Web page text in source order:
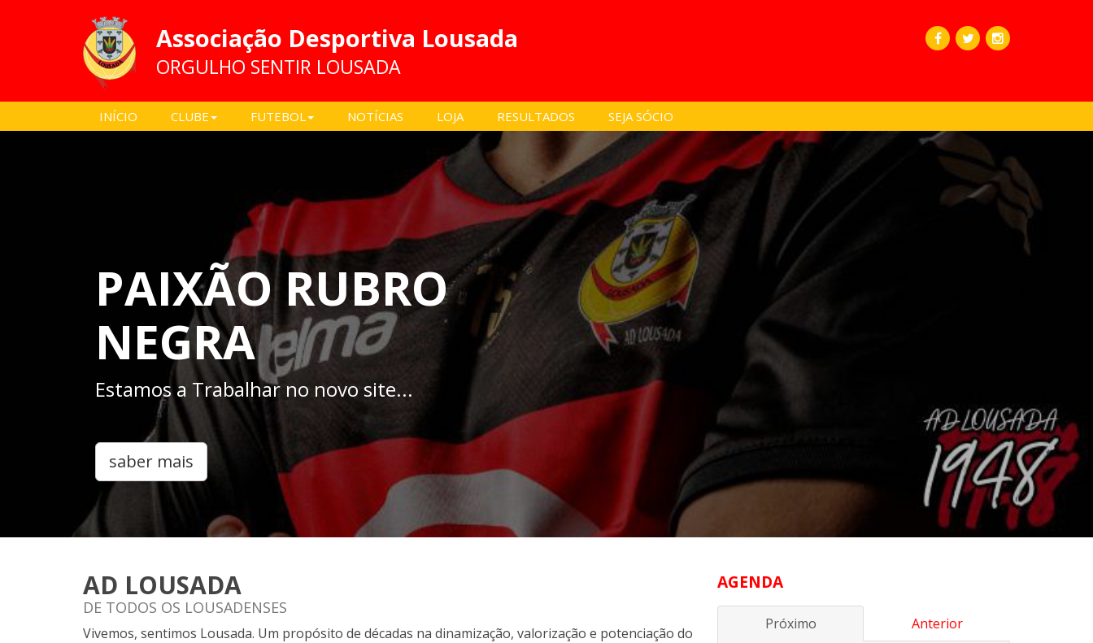
Associação Desportiva Lousada
ORGULHO SENTIR LOUSADA
INÍCIO CLUBE FUTEBOL NOTÍCIAS LOJA RESULTADOS SEJA SÓCIO
PAIXÃO RUBRO
NEGRA
Estamos a Trabalhar no novo site...
saber mais
AD LOUSADA
DE TODOS OS LOUSADENSES
Vivemos, sentimos Lousada. Um propósito de décadas na dinamização, valorização e potenciação do
AGENDA
Próximo
Anterior